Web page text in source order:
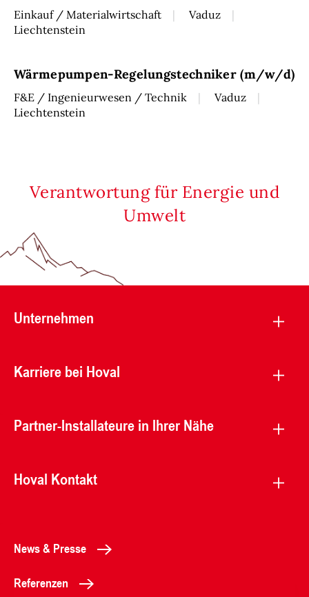
Einkauf / Materialwirtschaft
Vaduz
Liechtenstein
Wärmepumpen-Regelungstechniker (m/w/d)
F&E / Ingenieurwesen / Technik
Vaduz
Liechtenstein
Verantwortung für Energie und
Umwelt
Unternehmen
Karriere bei Hoval
Partner-Installateure in Ihrer Nähe
Hoval Kontakt
News & Presse
Referenzen